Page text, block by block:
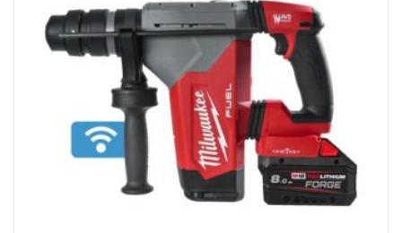
zarejestruj fakturę i odbierz dodatkowy akumulator za 2 zł.
Promocja wyłącznie dla podmiotów posiadających NIP.
Sprawdź szczegóły promocji.